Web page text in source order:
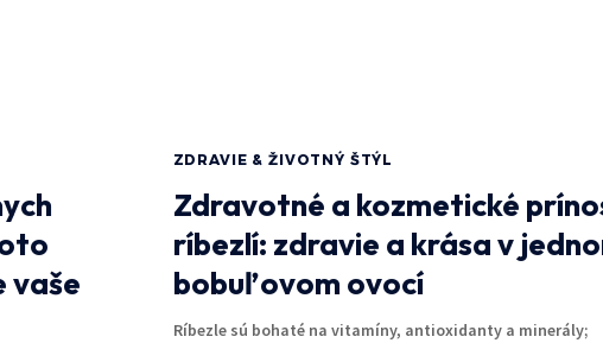
vaše
ZDRAVIE & ŽIVOTNÝ ŠTÝL
Zdravotné a kozmetické
ríbezlí: zdravie a krása v
bobuľovom ovocí
Ríbezle sú bohaté na vitamíny, antioxidanty a minerály;